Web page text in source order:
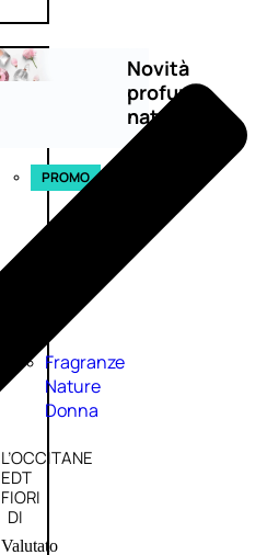
Novità
profumi
nature
PROMO
Fragranze
Nature
Donna
L’OCCITANE
EDT
FIORI
DI
Valutato